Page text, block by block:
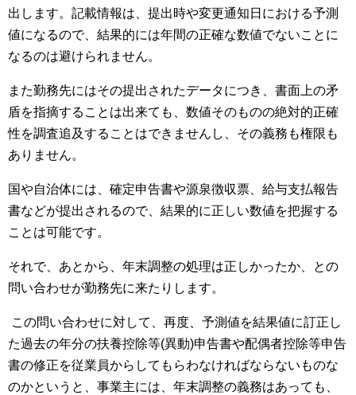
出します。記載情報は、提出時や変更通知日における予測
値になるので、結果的には年間の正確な数値でないことに
なるのは避けられません。
また勤務先にはその提出されたデータにつき、書面上の矛
盾を指摘することは出来ても、数値そのものの絶対的正確
性を調査追及することはできませんし、その義務も権限も
ありません。
国や自治体には、確定申告書や源泉徴収票、給与支払報告
書などが提出されるので、結果的に正しい数値を把握する
ことは可能です。
それで、あとから、年末調整の処理は正しかったか、との
問い合わせが勤務先に来たりします。
この問い合わせに対して、再度、予測値を結果値に訂正し
た過去の年分の扶養控除等(異動)申告書や配偶者控除等申告
書の修正を従業員からしてもらわなければならないものな
のかというと、事業主には、年末調整の義務はあっても、